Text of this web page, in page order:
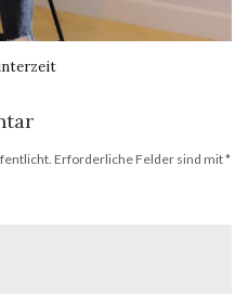
Erforderliche Felder sind mit*